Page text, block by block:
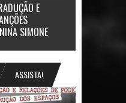
E
SIMONE
ASSISTA!